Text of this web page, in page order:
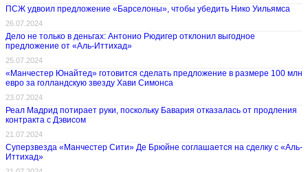
ПСЖ удвоил предложение «Барселоны», чтобы убедить Нико Уильямса
26.07.2024
Дело не только в деньгах: Антонио Рюдигер отклонил выгодное
предложение от «Аль-Иттихад»
25.07.2024
«Манчестер Юнайтед» готовится сделать предложение в размере 100 млн
евро за голландскую звезду Хави Симонса
23.07.2024
Реал Мадрид потирает руки, поскольку Бавария отказалась от продления
контракта с Дэвисом
21.07.2024
Суперзвезда «Манчестер Сити» Де Брюйне соглашается на сделку с «Аль-
Иттихад»